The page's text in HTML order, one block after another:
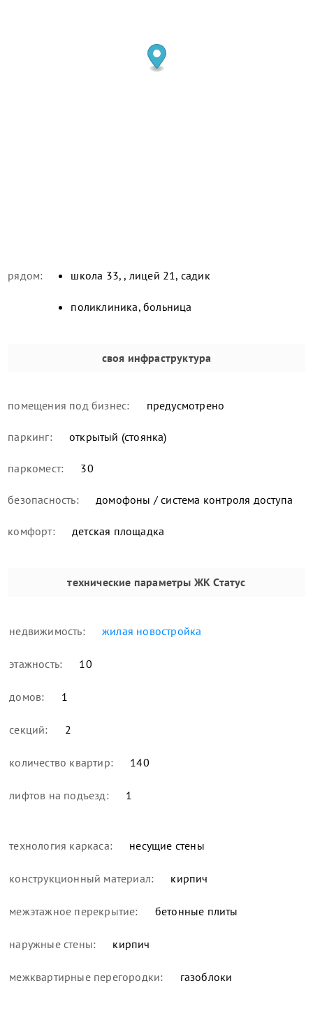
рядом: школа 33, , лицей 21, садик
поликлиника, больница
своя инфраструктура
помещения под бизнес: предусмотрено
паркинг: открытый (стоянка)
паркомест: 30
безопасность: домофоны / система контроля доступа
комфорт: детская площадка
технические параметры ЖК Статус
недвижимость: жилая новостройка
этажность: 10
домов: 1
секций: 2
количество квартир: 140
лифтов на подъезд: 1
технология каркаса: несущие стены
конструкционный материал: кирпич
межэтажное перекрытие: бетонные плиты
наружные стены: кирпич
межквартирные перегородки: газоблоки